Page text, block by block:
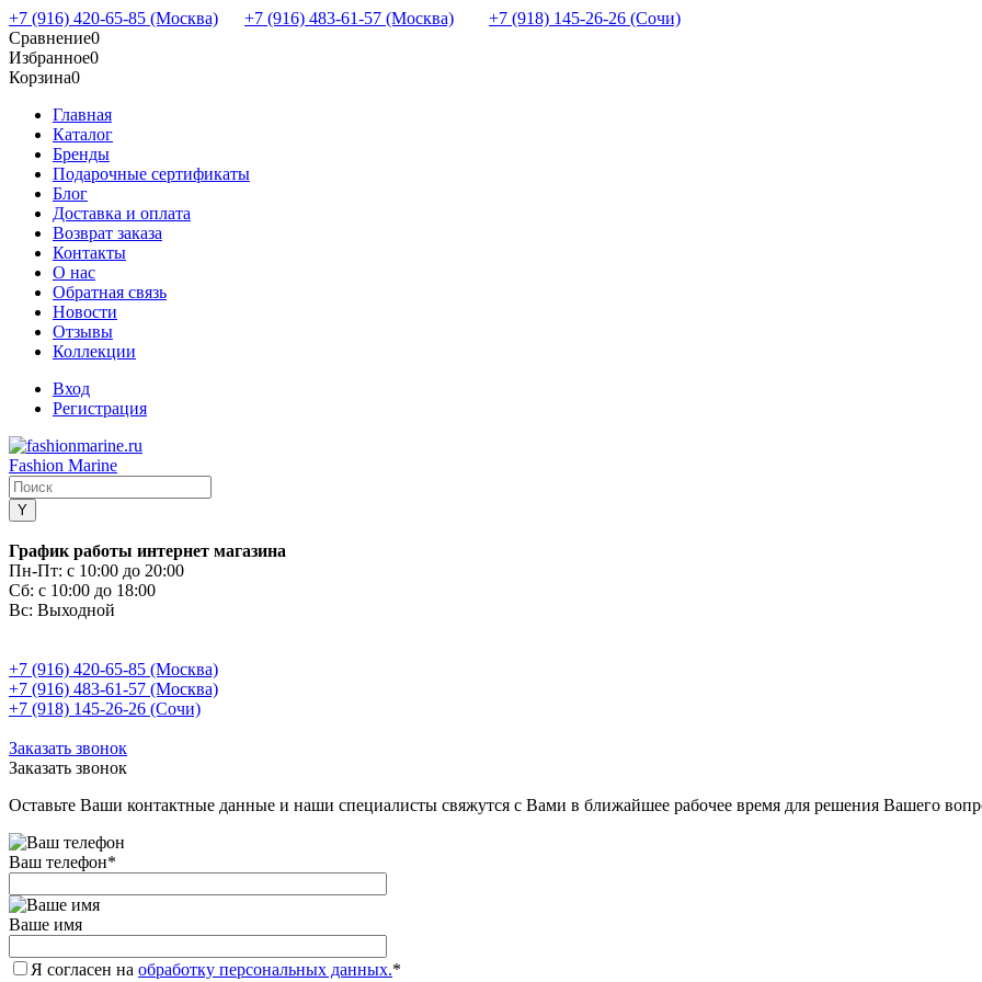
+7 (916) 420-65-85 (Москва) +7 (916) 483-61-57 (Москва)
+7 (918) 145-26-26 (Сочи)
Сравнение0
Избранное0
Корзина0
Главная
Каталог
Бренды
Подарочные сертификаты
Блог
Доставка и оплата
Возврат заказа
Контакты
О нас
Обратная связь
Новости
Отзывы
Коллекции
Вход
Регистрация
Fashion Marine
График работы интернет магазина
Пн-Пт: с 10:00 до 20:00
Сб: с 10:00 до 18:00
Вс: Выходной
+7 (916) 420-65-85 (Москва)
+7 (916) 483-61-57 (Москва)
+7 (918) 145-26-26 (Сочи)
Заказать звонок
Заказать звонок
Оставьте Ваши контактные данные и наши специалисты свяжутся с Вами в ближайшее рабочее время для решения Вашего
Ваш телефон*
Ваше имя
Я согласен на обработку персональных данных.*